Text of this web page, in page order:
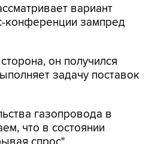
вариант
конференции зампред
он получился
задачу поставок
газопровода в
что в состоянии